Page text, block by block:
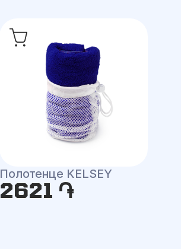
Полотенце KELSEY
2621 ֏